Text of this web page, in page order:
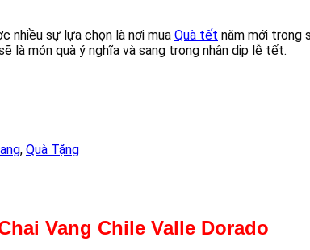
nhiều sự lựa chọn là nơi mua Quà tết năm mới trong
là món quà ý nghĩa và sang trọng nhân dịp lễ tết.
, Quà Tặng
Vang Chile Valle Dorado